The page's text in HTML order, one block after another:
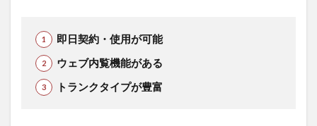
即日契約・使用が可能
ウェブ内覧機能がある
トランクタイプが豊富